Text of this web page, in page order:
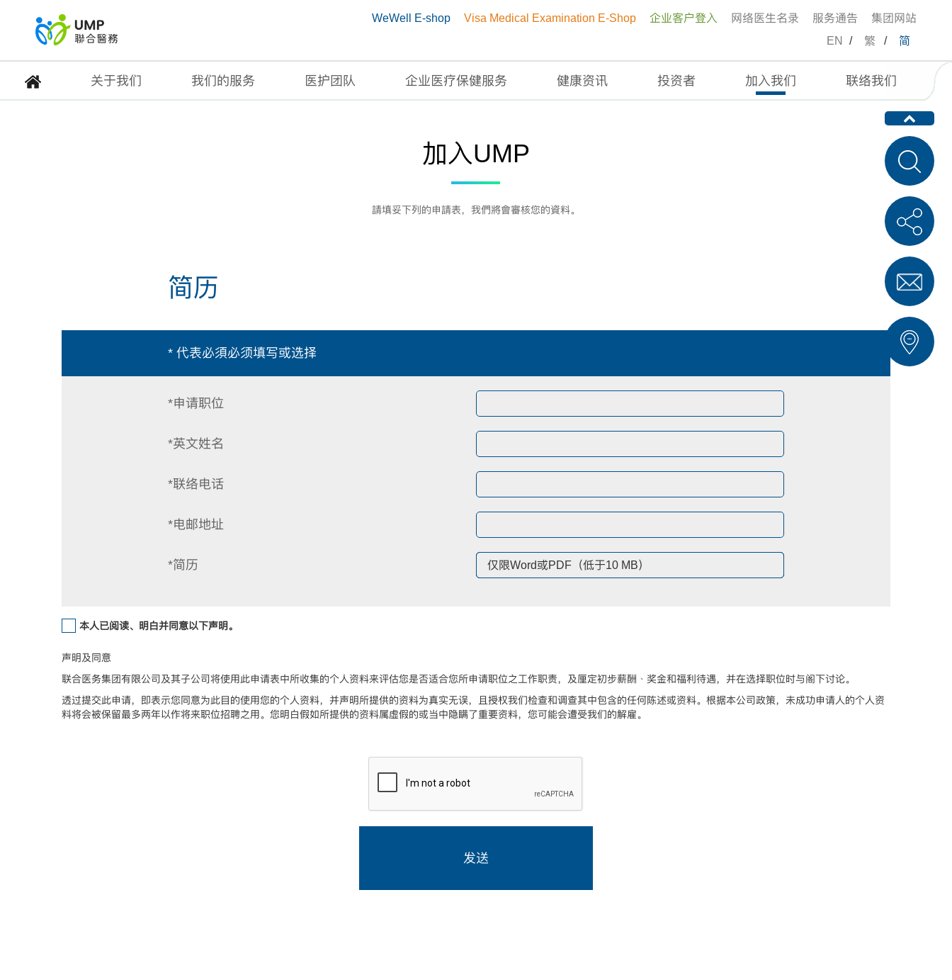
WeWell E-shop Visa Medical Examination E-Shop 企业客户登入 网络医生名录 服务通告
集团网站
EN
/ 繁 / 简
关于我们 我们的服务 医护团队 企业医疗保健服务 健康资讯 投资者 加入我们 联络我们
加入UMP
請填妥下列的申請表，我們將會審核您的資料。
简历
* 代表必須必须填写或选择
*申请职位
*英文姓名
*联络电话
*电邮地址
*简历
本人已阅读、明白并同意以下声明。
声明及同意
联合医务集团有限公司及其子公司将使用此申请表中所收集的个人资料来评估您是否适合您所申请职位之工作职责，及厘定初步薪酬﹑奖金和福利待遇，并在选择职位时与阁下讨论。
透过提交此申请，即表示您同意为此目的使用您的个人资料，并声明所提供的资料为真实无误，且授权我们检查和调查其中包含的任何陈述或资料。根据本公司政策，未成功申请人的个人资
料将会被保留最多两年以作将来职位招聘之用。您明白假如所提供的资料属虚假的或当中隐瞒了重要资料，您可能会遭受我们的解雇。
发送